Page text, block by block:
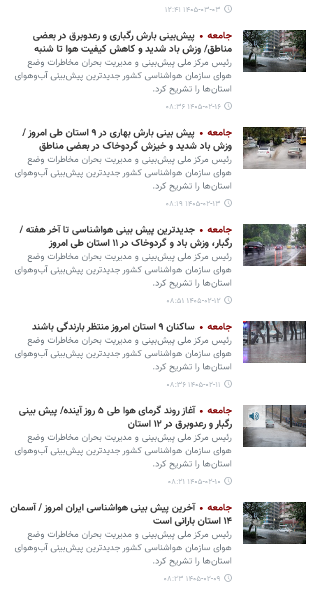
۱۴۰۵-۰۳-۰۳ ۱۲:۴۱
جامعه
پیش‌بینی بارش رگباری و رعدوبرق در بعضی
مناطق/ وزش باد شدید و کاهش کیفیت هوا تا شنبه
رئیس مرکز ملی پیش‌بینی و مدیریت بحران مخاطرات وضع
هوای سازمان هواشناسی کشور جدیدترین پیش‌بینی آب‌وهوای
استان‌ها را تشریح کرد.
۱۴۰۵-۰۲-۱۶ ۰۸:۳۶
جامعه
پیش بینی بارش بهاری در ۹ استان طی امروز /
وزش باد شدید و خیزش گردوخاک در بعضی مناطق
رئیس مرکز ملی پیش‌بینی و مدیریت بحران مخاطرات وضع
هوای سازمان هواشناسی کشور جدیدترین پیش‌بینی آب‌وهوای
استان‌ها را تشریح کرد.
۱۴۰۵-۰۲-۱۳ ۰۸:۱۹
جامعه
جدیدترین پیش بینی هواشناسی تا آخر هفته /
رگبار، وزش باد و گردوخاک در ۱۱ استان طی امروز
رئیس مرکز ملی پیش‌بینی و مدیریت بحران مخاطرات وضع
هوای سازمان هواشناسی کشور جدیدترین پیش‌بینی آب‌وهوای
استان‌ها را تشریح کرد.
۱۴۰۵-۰۲-۱۲ ۰۸:۵۱
جامعه ساکنان ۹ استان امروز منتظر بارندگی باشند
رئیس مرکز ملی پیش‌بینی و مدیریت بحران مخاطرات وضع
هوای سازمان هواشناسی کشور جدیدترین پیش‌بینی آب‌وهوای
استان‌ها را تشریح کرد.
۱۴۰۵-۰۲-۱۱ ۰۸:۳۶
جامعه
آغاز روند گرمای هوا طی ۵ روز آینده/ پیش بینی
رگبار و رعدوبرق در ۱۲ استان
رئیس مرکز ملی پیش‌بینی و مدیریت بحران مخاطرات وضع
هوای سازمان هواشناسی کشور جدیدترین پیش‌بینی آب‌وهوای
استان‌ها را تشریح کرد.
۱۴۰۵-۰۲-۱۰ ۰۸:۲۱
جامعه
آخرین پیش بینی هواشناسی ایران امروز / آسمان
۱۴ استان بارانی است
رئیس مرکز ملی پیش‌بینی و مدیریت بحران مخاطرات وضع
هوای سازمان هواشناسی کشور جدیدترین پیش‌بینی آب‌وهوای
استان‌ها را تشریح کرد.
۱۴۰۵-۰۲-۰۹ ۰۸:۲۳